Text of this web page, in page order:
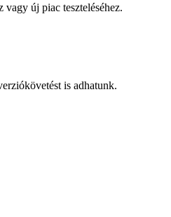
vagy új piac teszteléséhez.
is adhatunk.